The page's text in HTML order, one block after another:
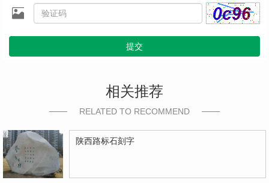
提交
相关推荐
RELATED TO RECOMMEND
陕西路标石刻字